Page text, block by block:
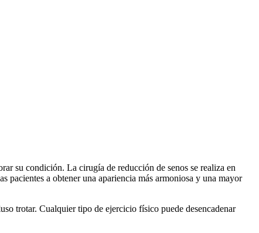
su condición. La cirugía de reducción de senos se realiza en
pacientes a obtener una apariencia más armoniosa y una mayor
trotar. Cualquier tipo de ejercicio físico puede desencadenar